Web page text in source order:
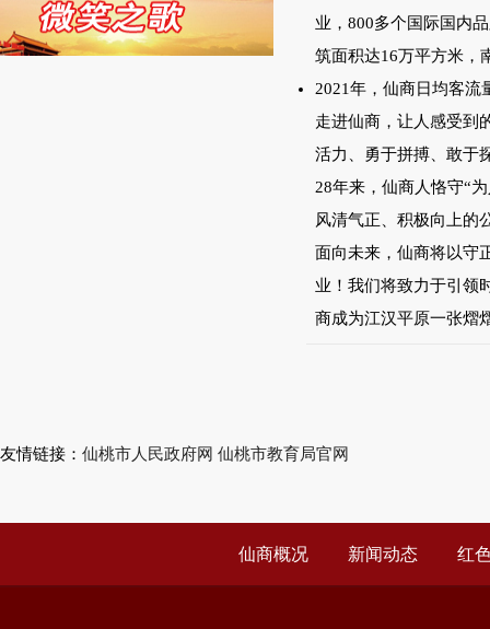
业，800多个国际国内
筑面积达16万平方米，
2021年，仙商日均客流
走进仙商，让人感受到
活力、勇于拼搏、敢于
28年来，仙商人恪守“
风清气正、积极向上的
面向未来，仙商将以守
业！我们将致力于引领
商成为江汉平原一张熠
友情链接： 仙桃市人民政府网 仙桃市教育局官网
仙商概况 新闻动态 红